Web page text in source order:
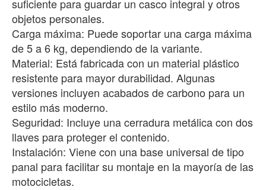
suficiente para guardar un casco integral y otros
objetos personales.
Carga máxima: Puede soportar una carga máxima
de 5 a 6 kg, dependiendo de la variante.
Material: Está fabricada con un material plástico
resistente para mayor durabilidad. Algunas
versiones incluyen acabados de carbono para un
estilo más moderno.
Seguridad: Incluye una cerradura metálica con dos
llaves para proteger el contenido.
Instalación: Viene con una base universal de tipo
panal para facilitar su montaje en la mayoría de las
motocicletas.